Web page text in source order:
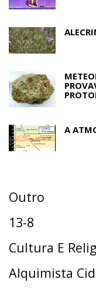
A
Outro
13-8
Cultura E
Alquimista